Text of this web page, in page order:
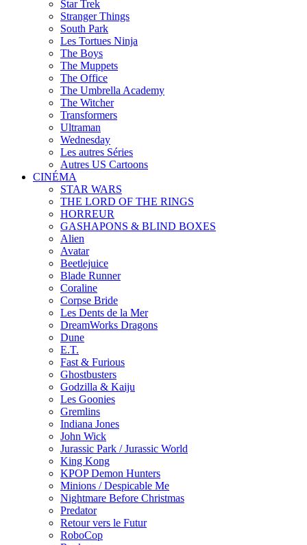
Star Trek
Stranger Things
South Park
Les Tortues Ninja
The Boys
The Muppets
The Office
The Umbrella Academy
The Witcher
Transformers
Ultraman
Wednesday
Les autres Séries
Autres US Cartoons
CINÉMA
STAR WARS
THE LORD OF THE RINGS
HORREUR
GASHAPONS & BLIND BOXES
Alien
Avatar
Beetlejuice
Blade Runner
Coraline
Corpse Bride
Les Dents de la Mer
DreamWorks Dragons
Dune
E.T.
Fast & Furious
Ghostbusters
Godzilla & Kaiju
Les Goonies
Gremlins
Indiana Jones
John Wick
Jurassic Park / Jurassic World
King Kong
KPOP Demon Hunters
Minions / Despicable Me
Nightmare Before Christmas
Predator
Retour vers le Futur
RoboCop